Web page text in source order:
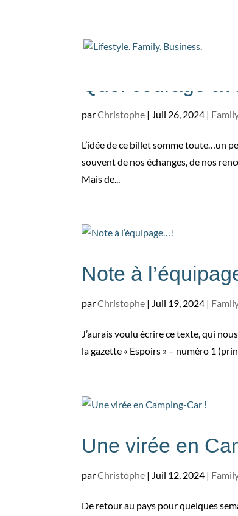
parChristophe | Juil 26, 2024 |
L’idée de ce billet somme toute…un
souvent de nos échanges, de nos
Mais de...
Note à
parChristophe | Juil 19, 2024 |
J’aurais voulu écrire ce texte, qui
la gazette « Espoirs » – numéro 1
Une virée en
parChristophe | Juil 12, 2024 |
De retour au pays pour quelques